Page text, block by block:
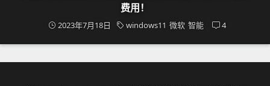
费用！
2023年7月18日 windows11 微软 智能 4